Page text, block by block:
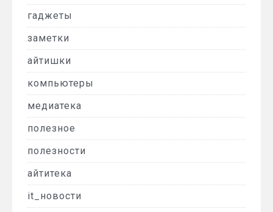
гаджеты
заметки
айтишки
компьютеры
медиатека
полезное
полезности
айтитека
it_новости